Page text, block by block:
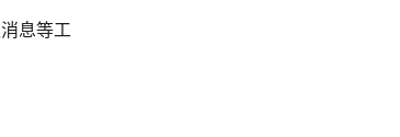
息等工